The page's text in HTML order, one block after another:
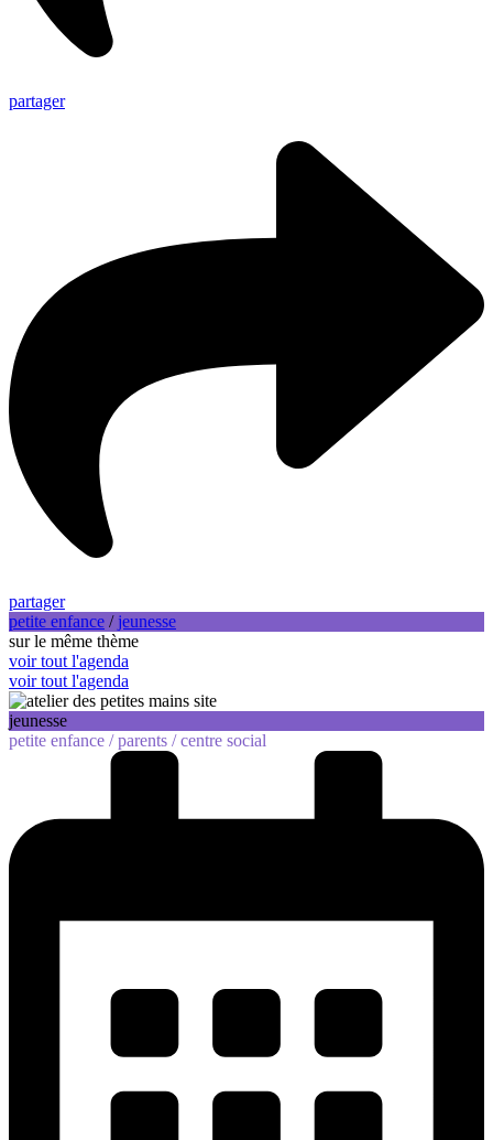
partager
partager
petite enfance / jeunesse
sur le même thème
voir tout l'agenda
voir tout l'agenda
jeunesse
petite enfance /parents /centre social